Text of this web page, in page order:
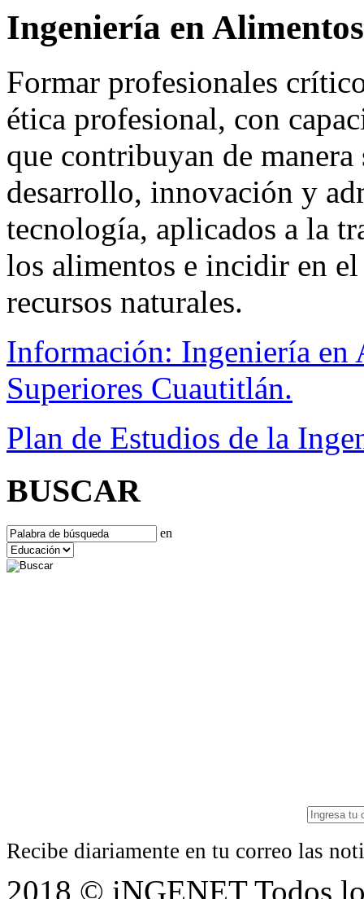
Ingeniería en
Formar profesionales
ética profesional, con
que contribuyan de
desarrollo, innovación y
tecnología, aplicados a la
los alimentos e incidir en
recursos naturales.
Información: Ingeniería en
Superiores Cuautitlán.
Plan de Estudios de la
BUSCAR
en
Recibe diariamente en tu correo las
2018 © iNGENET Todos